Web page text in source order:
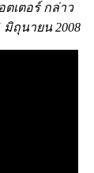
ตเตอร์ กล่าว
ถุนายน 2008